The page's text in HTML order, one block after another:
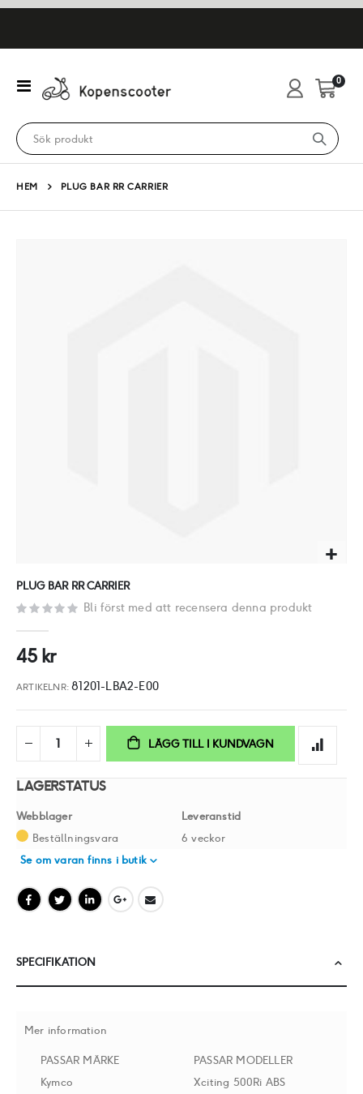
Växla
Nav
Cart
0
HEM PLUG BAR RR CARRIER
början
bildgalleriet
PLUG BAR RR CARRIER
Bli först med att recensera denna produkt
45 kr
ARTIKELNR 81201-LBA2-E00
LÄGG TILL I KUNDVAGN
LAGERSTATUS
Webblager
Leveranstid
Beställningsvara
6 veckor
Se om varan finns i butik
SPECIFIKATION
Mer information
PASSAR MÄRKE
Kymco
PASSAR MODELLER
Xciting 500Ri ABS